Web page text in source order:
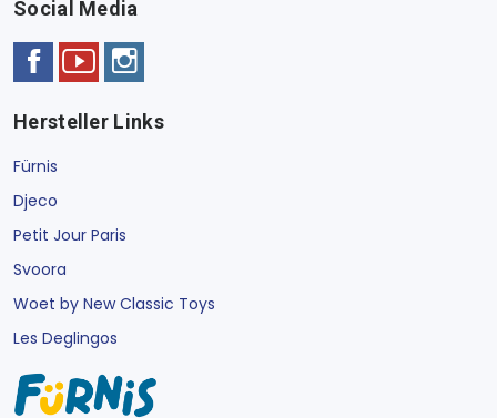
Social Media
Hersteller Links
Fürnis
Djeco
Petit Jour Paris
Svoora
Woet by New Classic Toys
Les Deglingos